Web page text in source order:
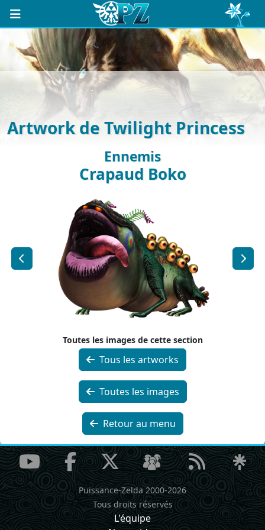
Artwork de Twilight Princess
Ennemis
Crapaud Boko
Toutes les images de cette section
Tous les artworks
Toutes les images
Retour au menu
Puissance-Zelda 2000-2026
Tous droits réservés
L'équipe